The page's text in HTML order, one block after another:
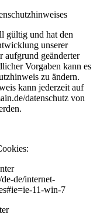
gültig und hat den
unserer
aufgrund geänderter
Vorgaben kann es
zu ändern.
kann jederzeit auf
datenschutz von
de/internet-
11-win-7